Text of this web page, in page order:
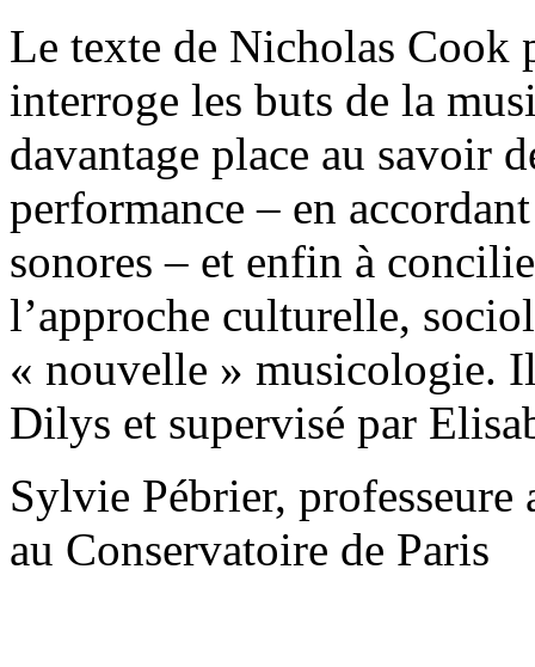
Le texte de Nicholas Cook
interroge les buts de la
davantage place au savoir
performance – en
sonores – et enfin à
l’approche culturelle,
« nouvelle » musicologie.
Dilys et supervisé par
Sylvie Pébrier, professeure
au Conservatoire de Paris